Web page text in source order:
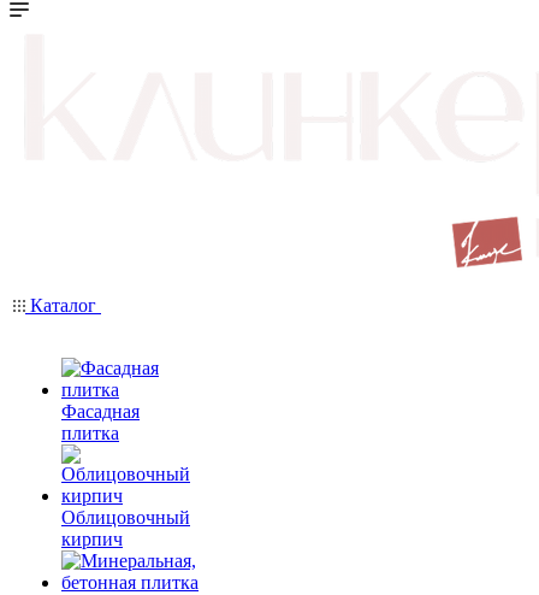
Каталог
Фасадная
плитка
Облицовочный
кирпич